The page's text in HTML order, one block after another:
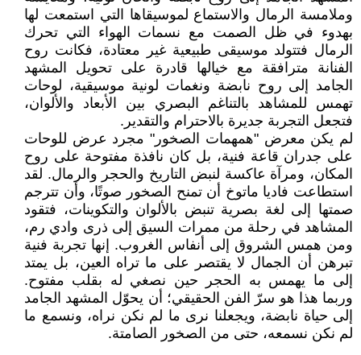
وملامسة الرمال والاستماع لموسيقاها التي استمعت لها
بهدوء في ظل الصمت مع نسمات الهواء التي تحرك
الرمال فتتولد موسيقى طبيعية غير معتادة، فكانت روح
الفنانة مترافقة مع خيالها قادرة على تحويل المشهد
الجامد إلى روح نابضة ونغمات لونية موسيقية، لوحات
تهمس للمشاهد بالتناغم البصري بين الأبعاد والألوان،
فتجعل التجربة جديرة بالاحترام والتقدير.
لم يكن معرض "همهمات الصخور" مجرد عرض للوحات
على جدران قاعة فنية، بل كان نافذة مفتوحة على روح
المكان، ومرآة عاكسة لنبض التاريخ والحجر والرمال. لقد
استطاعت فاديا ماتوخ أن تمنح الصخور صوتًا، وأن تترجم
صمتها إلى لغة بصرية تنبض بالألوان والتكوينات، فتقود
المشاهد في رحلة من ممرات السيق إلى ذرى وادي رم،
ومن همس الشروق إلى أنفاس الغروب. إنها تجربة فنية
تبرهن أن الجمال لا يقتصر على ما تراه العين، بل يمتد
إلى ما يهمس به الحجر حين نصغي له بقلب مفتوح.
وربما هذا هو سرّ الفن الحقيقي؛ أن يحوّل المشهد الجامد
إلى حياة نابضة، ويجعلنا نرى ما لم نكن نراه، ونسمع ما
لم نكن نسمعه، حتى من الصخور الصامتة.